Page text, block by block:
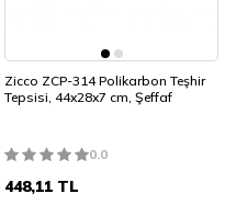
Zicco ZCP-314 Polikarbon Teşhir
Tepsisi, 44x28x7 cm, Şeffaf
0.0
448,11 TL